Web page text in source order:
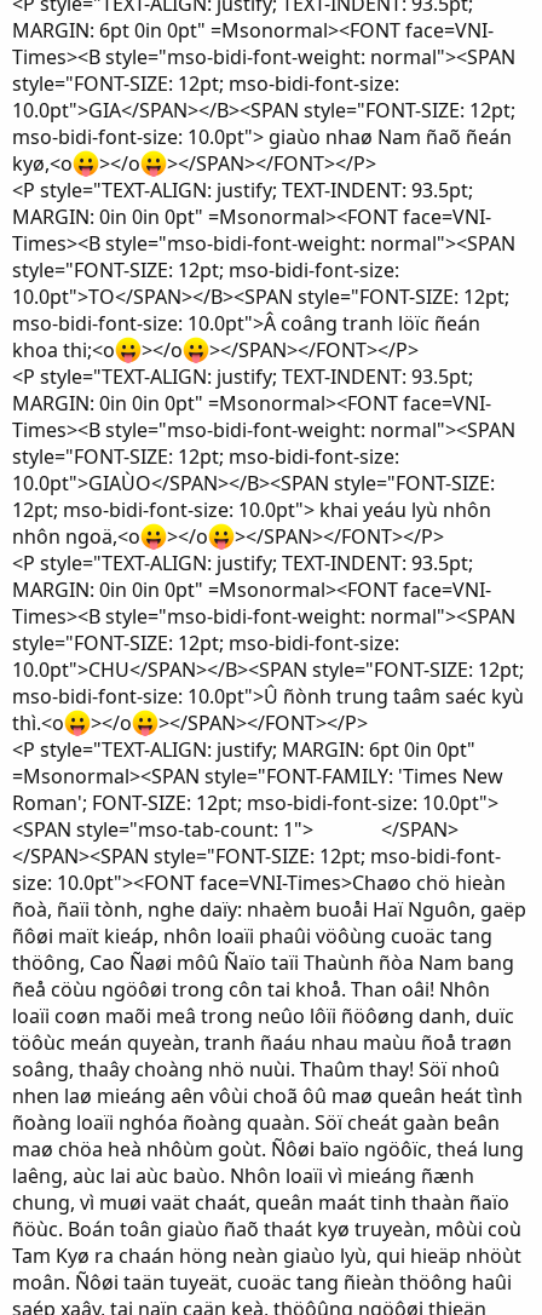
MARGIN: 6pt 0in 0pt" =Msonormal><FONT face=VNI-
Times><B style="mso-bidi-font-weight: normal"><SPAN
style="FONT-SIZE: 12pt; mso-bidi-font-size:
10.0pt">GIA</SPAN></B><SPAN style="FONT-SIZE: 12pt;
mso-bidi-font-size: 10.0pt"> giaùo nhaø Nam ñaõ ñeán
kyø,<o
></o
></SPAN></FONT></P>
<P style="TEXT-ALIGN: justify; TEXT-INDENT: 93.5pt;
MARGIN: 0in 0in 0pt" =Msonormal><FONT face=VNI-
Times><B style="mso-bidi-font-weight: normal"><SPAN
style="FONT-SIZE: 12pt; mso-bidi-font-size:
10.0pt">TO</SPAN></B><SPAN style="FONT-SIZE: 12pt;
mso-bidi-font-size: 10.0pt">Â coâng tranh löïc ñeán
khoa thi;<o
></o
></SPAN></FONT></P>
<P style="TEXT-ALIGN: justify; TEXT-INDENT: 93.5pt;
MARGIN: 0in 0in 0pt" =Msonormal><FONT face=VNI-
Times><B style="mso-bidi-font-weight: normal"><SPAN
style="FONT-SIZE: 12pt; mso-bidi-font-size:
10.0pt">GIAÙO</SPAN></B><SPAN style="FONT-SIZE:
12pt; mso-bidi-font-size: 10.0pt"> khai yeáu lyù nhôn
nhôn ngoä,<o
></o
></SPAN></FONT></P>
<P style="TEXT-ALIGN: justify; TEXT-INDENT: 93.5pt;
MARGIN: 0in 0in 0pt" =Msonormal><FONT face=VNI-
Times><B style="mso-bidi-font-weight: normal"><SPAN
style="FONT-SIZE: 12pt; mso-bidi-font-size:
10.0pt">CHU</SPAN></B><SPAN style="FONT-SIZE: 12pt;
mso-bidi-font-size: 10.0pt">Û ñònh trung taâm saéc kyù
thì.<o
></o
></SPAN></FONT></P>
<P style="TEXT-ALIGN: justify; MARGIN: 6pt 0in 0pt"
=Msonormal><SPAN style="FONT-FAMILY: 'Times New
Roman'; FONT-SIZE: 12pt; mso-bidi-font-size: 10.0pt">
<SPAN style="mso-tab-count: 1"> </SPAN>
</SPAN><SPAN style="FONT-SIZE: 12pt; mso-bidi-font-
size: 10.0pt"><FONT face=VNI-Times>Chaøo chö hieàn
ñoà, ñaïi tònh, nghe daïy: nhaèm buoåi Haï Nguôn, gaëp
ñôøi maït kieáp, nhôn loaïi phaûi vöôùng cuoäc tang
thöông, Cao Ñaøi môû Ñaïo taïi Thaùnh ñòa Nam bang
ñeå cöùu ngöôøi trong côn tai khoå. Than oâi! Nhôn
loaïi coøn maõi meâ trong neûo lôïi ñöôøng danh, duïc
töôùc meán quyeàn, tranh ñaáu nhau maùu ñoå traøn
soâng, thaây choàng nhö nuùi. Thaûm thay! Söï nhoû
nhen laø mieáng aên vôùi choã ôû maø queân heát tình
ñoàng loaïi nghóa ñoàng quaàn. Söï cheát gaàn beân
maø chöa heà nhôùm goùt. Ñôøi baïo ngöôïc, theá lung
laêng, aùc lai aùc baùo. Nhôn loaïi vì mieáng ñænh
chung, vì muøi vaät chaát, queân maát tinh thaàn ñaïo
ñöùc. Boán toân giaùo ñaõ thaát kyø truyeàn, môùi coù
Tam Kyø ra chaán höng neàn giaùo lyù, qui hieäp nhöùt
moân. Ñôøi taän tuyeät, cuoäc tang ñieàn thöông haûi
saép xaây, tai naïn caän keà, thöôûng ngöôøi thieän